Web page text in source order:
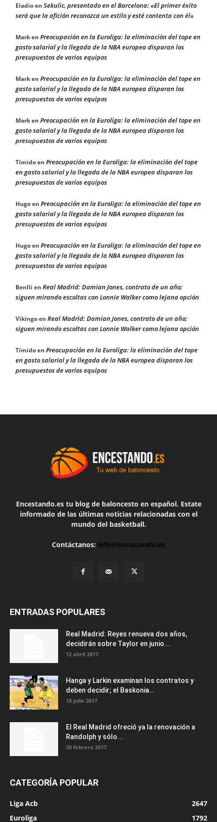
Eladioen Sekulic, presentado en el Barcelona: «El primer éxito
será que la afición reconozca un estilo y esté contenta con él»
Marken Preocupación en la Euroliga: la eliminación del tope en
gasto salarial y la llegada de la NBA europea disparan los
presupuestos de varios equipos
Marken Preocupación en la Euroliga: la eliminación del tope en
gasto salarial y la llegada de la NBA europea disparan los
presupuestos de varios equipos
Marken Preocupación en la Euroliga: la eliminación del tope en
gasto salarial y la llegada de la NBA europea disparan los
presupuestos de varios equipos
Tímidoen Preocupación en la Euroliga: la eliminación del tope
en gasto salarial y la llegada de la NBA europea disparan los
presupuestos de varios equipos
Hugoen Preocupación en la Euroliga: la eliminación del tope en
gasto salarial y la llegada de la NBA europea disparan los
presupuestos de varios equipos
Hugoen Preocupación en la Euroliga: la eliminación del tope en
gasto salarial y la llegada de la NBA europea disparan los
presupuestos de varios equipos
Benlli en Real Madrid: Damian Jones, contrato de un año;
siguen mirando escoltas con Lonnie Walker como lejana opción
Vikingoen Real Madrid: Damian Jones, contrato de un año;
siguen mirando escoltas con Lonnie Walker como lejana opción
Tímidoen Preocupación en la Euroliga: la eliminación del tope
en gasto salarial y la llegada de la NBA europea disparan los
presupuestos de varios equipos
Encestando.es tu blog de baloncesto en español. Estate
informado de las últimas noticias relacionadas con el
mundo del basketball.
Contáctanos: info@encestando.es
ENTRADAS POPULARES
Real Madrid: Reyes renueva dos años,
decidirán sobre Taylor en junio...
12 abril 2017
Hanga y Larkin examinan los contratos y
deben decidir; el Baskonia...
18 julio 2017
El Real Madrid ofreció ya la renovación a
Randolph y sólo...
20 febrero 2017
CATEGORÍA POPULAR
Liga Acb
2647
Euroliga
1792